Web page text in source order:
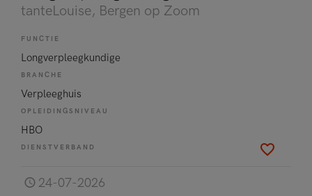
tanteLouise, Bergen op Zoom
FUNCTIE
Longverpleegkundige
BRANCHE
Verpleeghuis
OPLEIDINGSNIVEAU
HBO
DIENSTVERBAND
24-07-2026